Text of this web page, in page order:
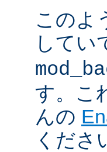
このよ
してい
す。こ
んの
くださ